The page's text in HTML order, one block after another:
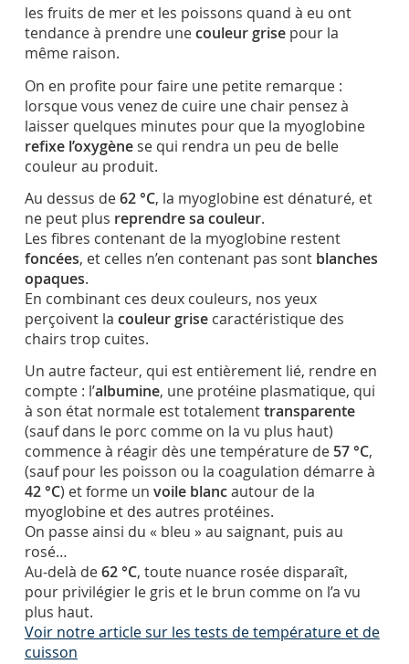
les fruits de mer et les poissons quand à eu ont
tendance à prendre unecouleur grisepour la
même raison.
On en profite pour faire une petite remarque :
lorsque vous venez de cuire une chair pensez à
laisser quelques minutes pour que la myoglobine
refixe l’oxygènese qui rendra un peu de belle
couleur au produit.
Au dessus de62 °C, la myoglobine est dénaturé, et
ne peut plus reprendre sa couleur.
Les fibres contenant de la myoglobine restent
foncées, et celles n’en contenant pas sont blanches
opaques.
En combinant ces deux couleurs, nos yeux
perçoivent la couleur grisecaractéristique des
chairs trop cuites.
Un autre facteur, qui est entièrement lié, rendre en
compte : l’albumine, une protéine plasmatique, qui
à son état normale est totalementtransparente
(sauf dans le porc comme on la vu plus haut)
commence à réagir dès une température de 57 °C,
(sauf pour les poisson ou la coagulation démarre à
42 °C) et forme un voile blancautour de la
myoglobine et des autres protéines.
On passe ainsi du « bleu » au saignant, puis au
rosé…
Au-delà de62 °C, toute nuance rosée disparaît,
pour privilégier le gris et le brun comme on l’a vu
plus haut.
Voir notre article sur les tests de température et de
cuisson